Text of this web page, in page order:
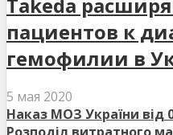
Takeda
пациентов к
гемофилии в
5 мая 2020
Наказ МОЗ України від